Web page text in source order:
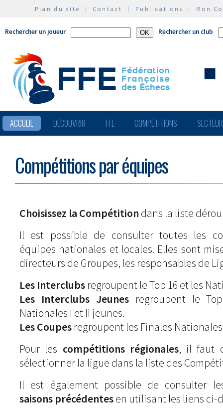
Plan du site | Contact | Publications | Mon
Rechercher un joueur Rechercher un club
ACCUEIL DÉCOUVRIR FFE COMPÉTITIONS
Compétitions par équipes
Choisissez la Compétition dans la liste
Il est possible de consulter toutes les
équipes nationales et locales. Elles sont
directeurs de Groupes, les responsables de
Les Interclubs regroupent le Top 16 et les
Les Interclubs Jeunesregroupent le
Nationales I et II jeunes.
Les Coupes regroupent les Finales
Pour les compétitions régionales, il faut
sélectionner la ligue dans la liste des
Il est également possible de consulter
saisons précédentesen utilisant les liens ci-